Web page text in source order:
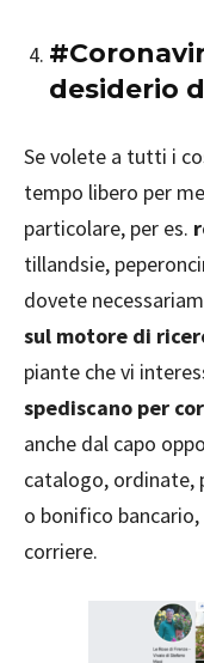
desiderio
Se volete a tutti i
tempo libero per
particolare, per es.
tillandsie,
dovete
sul motore di
piante che vi
spediscano per
anche dal capo
catalogo, ordinate,
o bonifico
corriere.